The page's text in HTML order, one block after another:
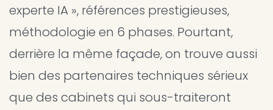
experte IA », références prestigieuses,
méthodologie en 6 phases. Pourtant,
derrière la même façade, on trouve aussi
bien des partenaires techniques sérieux
que des cabinets qui sous-traiteront